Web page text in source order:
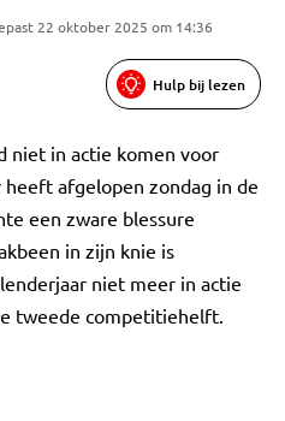
22 oktober 2025 om 14:36
Hulp bij lezen
niet in actie komen voor
heeft afgelopen zondag in de
een zware blessure
in zijn knie is
niet meer in actie
tweede competitiehelft.